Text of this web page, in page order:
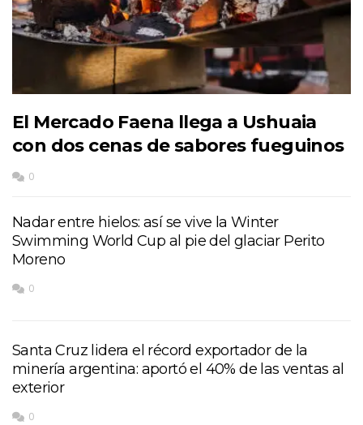
El Mercado Faena llega a Ushuaia
con dos cenas de sabores fueguinos
0
Nadar entre hielos: así se vive la Winter
Swimming World Cup al pie del glaciar Perito
Moreno
0
Santa Cruz lidera el récord exportador de la
minería argentina: aportó el 40% de las ventas al
exterior
0